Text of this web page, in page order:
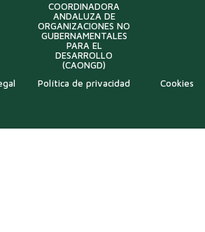
COORDINADORA
ANDALUZA DE
ORGANIZACIONES NO
GUBERNAMENTALES
PARA EL
DESARROLLO
(CAONGD)
Política de privacidad Cookies